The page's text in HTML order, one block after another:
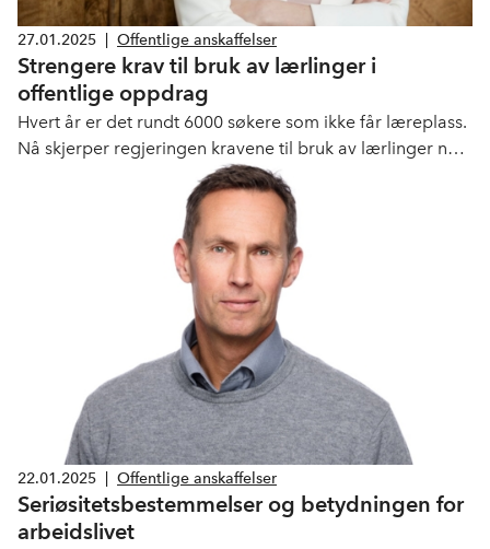
27.01.2025 Offentlige anskaffelser
Strengere krav til bruk av lærlinger i
offentlige oppdrag
Hvert år er det rundt 6000 søkere som ikke får læreplass.
Nå skjerper regjeringen kravene til bruk av lærlinger når
bedrifter skal jobbe for det offentlige. Målet er flere
læreplasser og fagutdannede.
22.01.2025 Offentlige anskaffelser
Seriøsitetsbestemmelser og betydningen for
arbeidslivet